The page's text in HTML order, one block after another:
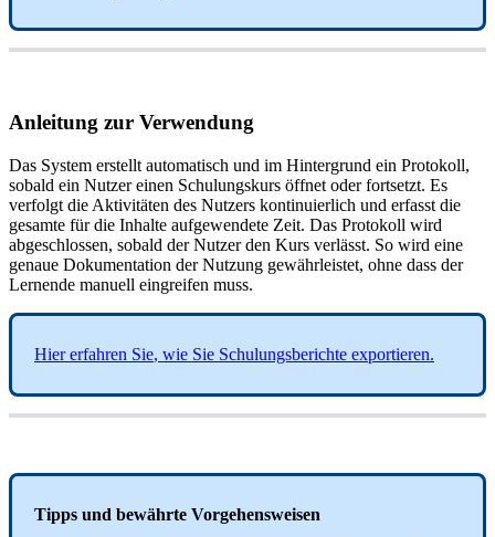
Anleitung zur Verwendung
Das System erstellt automatisch und im Hintergrund ein Protokoll,
sobald ein Nutzer einen Schulungskurs öffnet oder fortsetzt. Es
verfolgt die Aktivitäten des Nutzers kontinuierlich und erfasst die
gesamte für die Inhalte aufgewendete Zeit. Das Protokoll wird
abgeschlossen, sobald der Nutzer den Kurs verlässt. So wird eine
genaue Dokumentation der Nutzung gewährleistet, ohne dass der
Lernende manuell eingreifen muss.
Hier erfahren Sie, wie Sie Schulungsberichte exportieren.
Tipps und bewährte Vorgehensweisen